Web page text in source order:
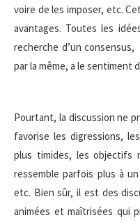
voire de les imposer, etc.
avantages. Toutes les
recherche d’un
par la même, a le sentiment
Pourtant, la discussion ne
favorise les digressions,
plus timides, les objectifs
ressemble parfois plus à
etc. Bien sûr, il est des
animées et maîtrisées qui